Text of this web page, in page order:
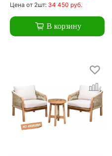
Цена от 2шт: 34 450 руб.
В корзину